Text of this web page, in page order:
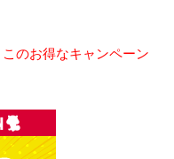
このお得なキャンペーン